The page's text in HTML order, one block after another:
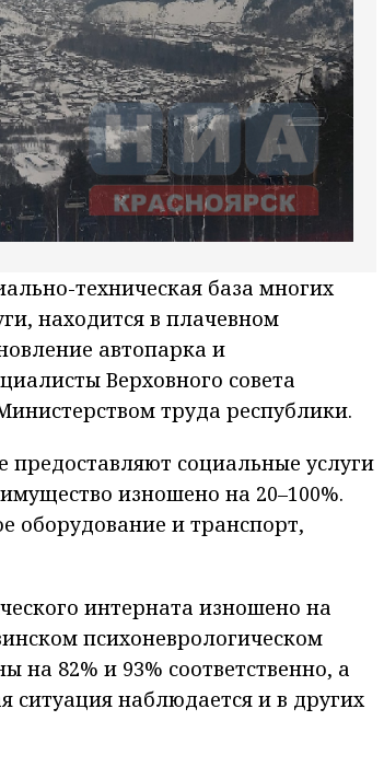
техническая база многих
находится в плачевном
автопарка и
Верховного совета
труда республики.
предоставляют социальные услуги
изношено на 20–100%.
оборудование и транспорт,
интерната изношено на
психоневрологическом
на 82% и 93% соответственно, а
ситуация наблюдается и в других